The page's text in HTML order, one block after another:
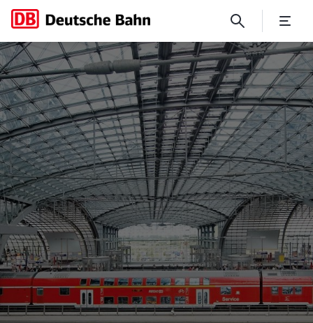
No Page Title